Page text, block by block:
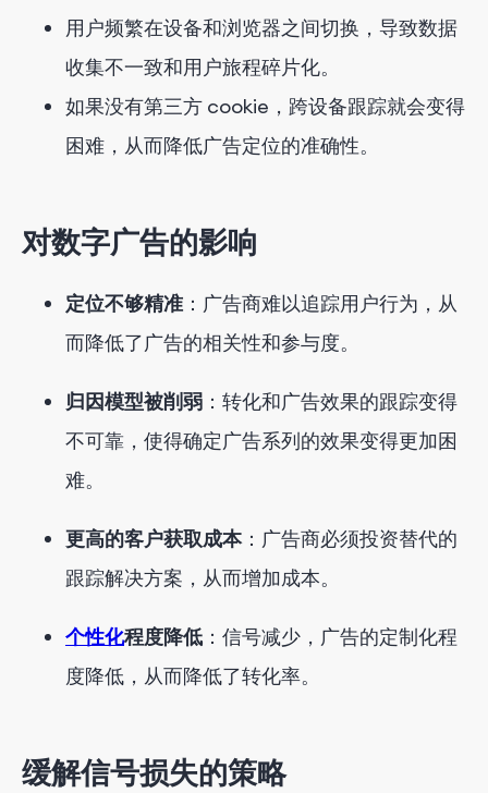
用户频繁在设备和浏览器之间切换，导致数据
收集不一致和用户旅程碎片化。
如果没有第三方 cookie，跨设备跟踪就会变得
困难，从而降低广告定位的准确性。
对数字广告的影响
定位不够精准：广告商难以追踪用户行为，从
而降低了广告的相关性和参与度。
归因模型被削弱 ：转化和广告效果的跟踪变得
不可靠，使得确定广告系列的效果变得更加困
难。
更高的客户获取成本：广告商必须投资替代的
跟踪解决方案，从而增加成本。
个性化程度降低 ：信号减少，广告的定制化程
度降低，从而降低了转化率。
缓解信号损失的策略